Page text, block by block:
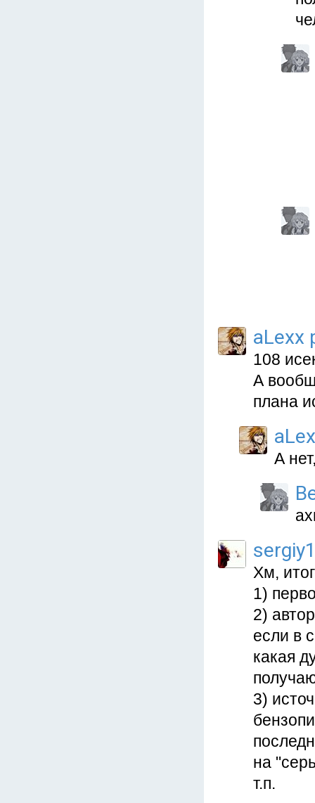
aLexx
108
А
плана
А
Хм,
1)
2)
если в
какая
3)
на
т.п.